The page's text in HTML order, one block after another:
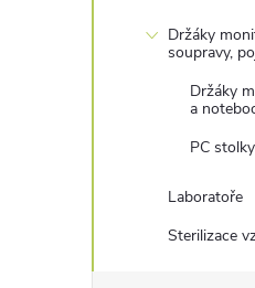
Držáky
soupravy,
Držáky
a
PC
Laboratoře
Sterilizace